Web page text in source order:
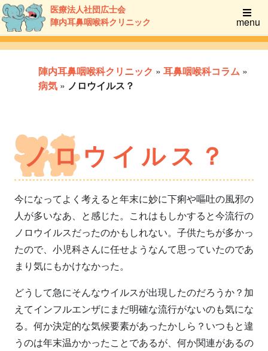
医療法人社団広士会
陣内耳鼻咽喉科クリニック
menu
陣内耳鼻咽喉科クリニック » 耳鼻咽喉科コラム »
病気 » ノロウイルス？
ノロウイルス？
今になってよく考えると年末に妙に下痢や嘔吐の風邪の
人が多いなあ、と感じた。これはもしかすると今流行の
ノロウイルスだったのかもしれない。子供たちが多かっ
たので、小児科さんに任せようなんて思っていたのであ
まり気にもかけなかった。
どうして急にそんなウイルスが出現したのだろうか？加
えてインフルエンザにまだ明確な流行がないのも気にな
る。何か決定的な気候要素があったかしら？いつもと違
うのは年末温かかったことであるが、何か関連があるの